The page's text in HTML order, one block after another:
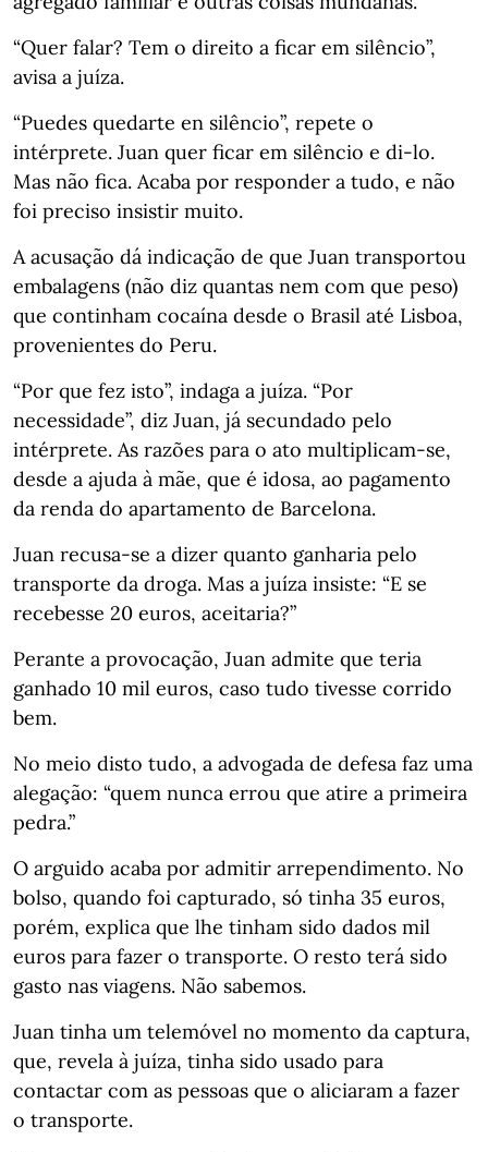
“Quer falar? Tem o direito a ficar em silêncio”,
avisa a juíza.
“Puedes quedarte en silêncio”, repete o
intérprete. Juan quer ficar em silêncio e di-lo.
Mas não fica. Acaba por responder a tudo, e não
foi preciso insistir muito.
A acusação dá indicação de que Juan transportou
embalagens (não diz quantas nem com que peso)
que continham cocaína desde o Brasil até Lisboa,
provenientes do Peru.
“Por que fez isto”, indaga a juíza. “Por
necessidade”, diz Juan, já secundado pelo
intérprete. As razões para o ato multiplicam-se,
desde a ajuda à mãe, que é idosa, ao pagamento
da renda do apartamento de Barcelona.
Juan recusa-se a dizer quanto ganharia pelo
transporte da droga. Mas a juíza insiste: “E se
recebesse 20 euros, aceitaria?”
Perante a provocação, Juan admite que teria
ganhado 10 mil euros, caso tudo tivesse corrido
bem.
No meio disto tudo, a advogada de defesa faz uma
alegação: “quem nunca errou que atire a primeira
pedra.”
O arguido acaba por admitir arrependimento. No
bolso, quando foi capturado, só tinha 35 euros,
porém, explica que lhe tinham sido dados mil
euros para fazer o transporte. O resto terá sido
gasto nas viagens. Não sabemos.
Juan tinha um telemóvel no momento da captura,
que, revela à juíza, tinha sido usado para
contactar com as pessoas que o aliciaram a fazer
o transporte.